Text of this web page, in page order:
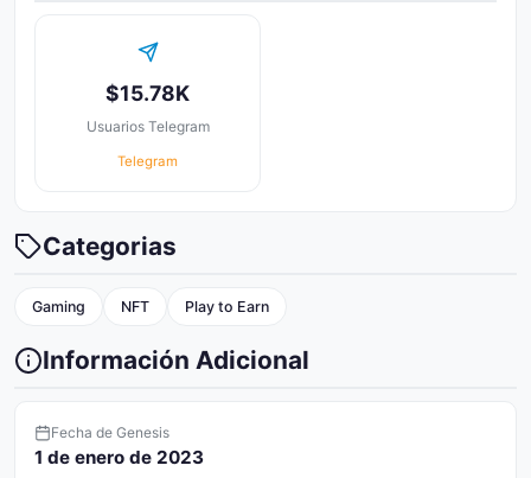
$15.78K
Usuarios Telegram
Telegram
Categorias
Gaming NFT Play to Earn
Información Adicional
Fecha de Genesis
1 de enero de 2023